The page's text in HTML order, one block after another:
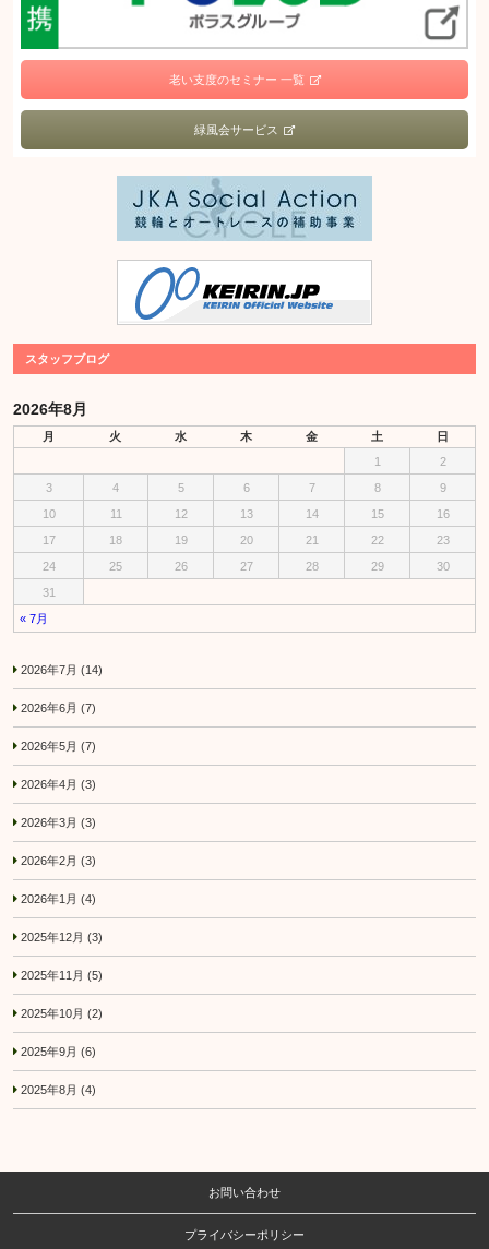
老い支度のセミナー 一覧
緑風会サービス
スタッフブログ
2026年8月
月 火 水 木 金 土
日
1
2
3
4 5 6 7 8
9
10
11 12 13 14 15
16
17
18 19 20 21 22
23
24
25 26 27 28 29
30
31
« 7月
2026年7月(14)
2026年6月(7)
2026年5月(7)
2026年4月(3)
2026年3月(3)
2026年2月(3)
2026年1月(4)
2025年12月(3)
2025年11月(5)
2025年10月(2)
2025年9月(6)
2025年8月(4)
お問い合わせ
プライバシーポリシー